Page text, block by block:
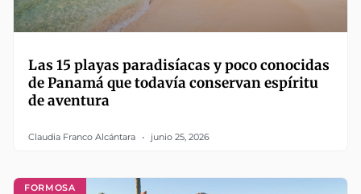
Las 15 playas paradisíacas y poco conocidas
de Panamá que todavía conservan espíritu
de aventura
Claudia Franco Alcántara junio 25, 2026
FORMOSA